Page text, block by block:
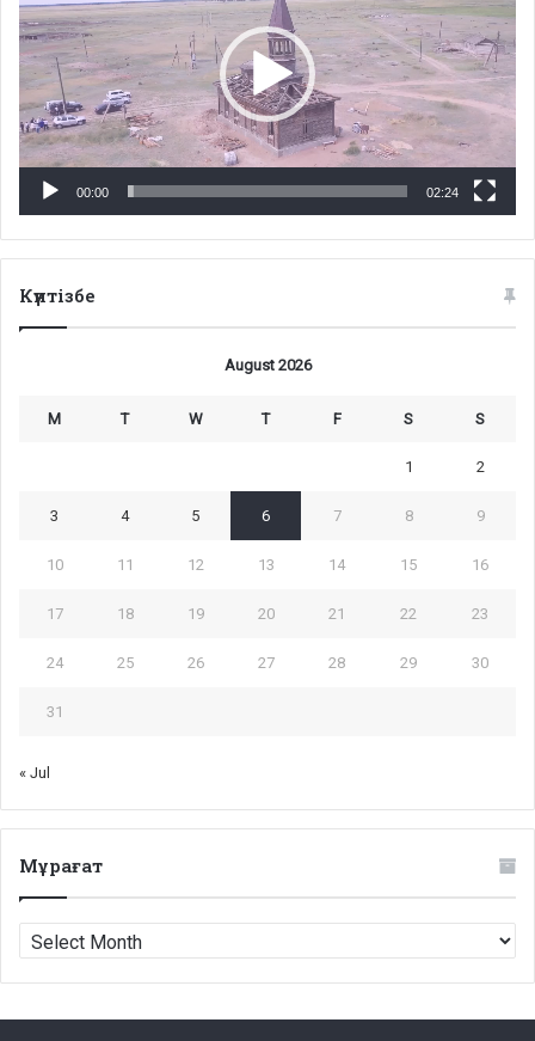
00:00 02:24
Күнтізбе
August 2026
M T W T F S S
1 2
3 4 5 6 7 8 9
10 11 12 13 14 15 16
17 18 19 20 21 22 23
24 25 26 27 28 29 30
31
« Jul
Мұрағат
Мұрағат